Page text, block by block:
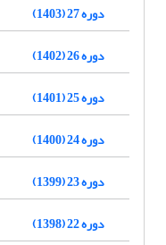
دوره 27 (1403)
دوره 26 (1402)
دوره 25 (1401)
دوره 24 (1400)
دوره 23 (1399)
دوره 22 (1398)